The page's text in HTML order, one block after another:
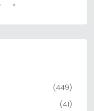
(449)
(41)